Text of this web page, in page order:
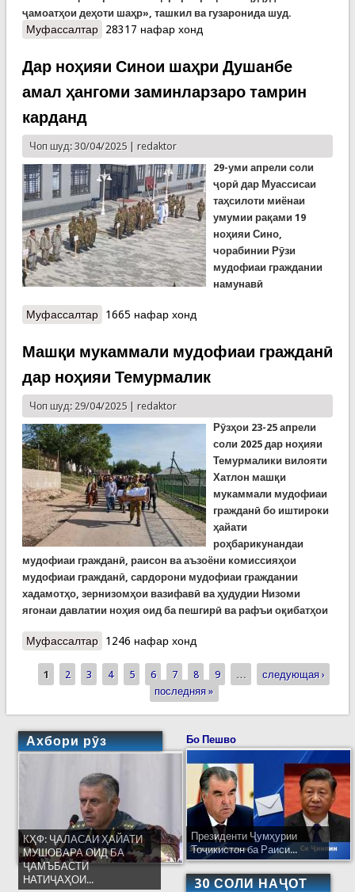
ҷамоатҳои деҳоти шаҳр», ташкил ва гузаронида шуд.
Муфассалтаро Машқи мукаммали мудофиаи гражданӣ дар
28317 нафар хонд
Дар ноҳияи Синои шаҳри Душанбе
амал ҳангоми заминларзаро тамрин
карданд
Чоп шуд: 30/04/2025 | redaktor
29-уми апрели соли
ҷорӣ дар Муассисаи
таҳсилоти миёнаи
умумии рақами 19
ноҳияи Сино,
чорабинии Рӯзи
мудофиаи граждании
намунавӣ
Муфассалтаро Дар ноҳияи Синои шаҳри Душанбе амал
1665 нафар хонд
Машқи мукаммали мудофиаи гражданӣ
дар ноҳияи Темурмалик
Чоп шуд: 29/04/2025 | redaktor
Рӯзҳои 23-25 апрели
соли 2025 дар ноҳияи
Темурмалики вилояти
Хатлон машқи
мукаммали мудофиаи
гражданӣ бо иштироки
ҳайати
роҳбарикунандаи
мудофиаи гражданӣ, раисон ва аъзоёни комиссияҳои
мудофиаи гражданӣ, сардорони мудофиаи граждании
хадамотҳо, зернизомҳои вазифавӣ ва ҳудудии Низоми
ягонаи давлатии ноҳия оид ба пешгирӣ ва рафъи оқибатҳои
Муфассалтаро Машқи мукаммали мудофиаи гражданӣ дар
1246 нафар хонд
Страницы
1 2 3 4 5 6 7 8 9 …
следующая ›
последняя »
Ахбори рӯз
КҲФ: ҶАЛАСАИ ҲАЙАТИ
МУШОВАРА ОИД БА
ҶАМЪБАСТИ
НАТИҶАҲОИ...
Бо Пешво
Президенти Ҷумҳурии
Тоҷикистон ба Раиси...
30 СОЛИ НАҶОТ